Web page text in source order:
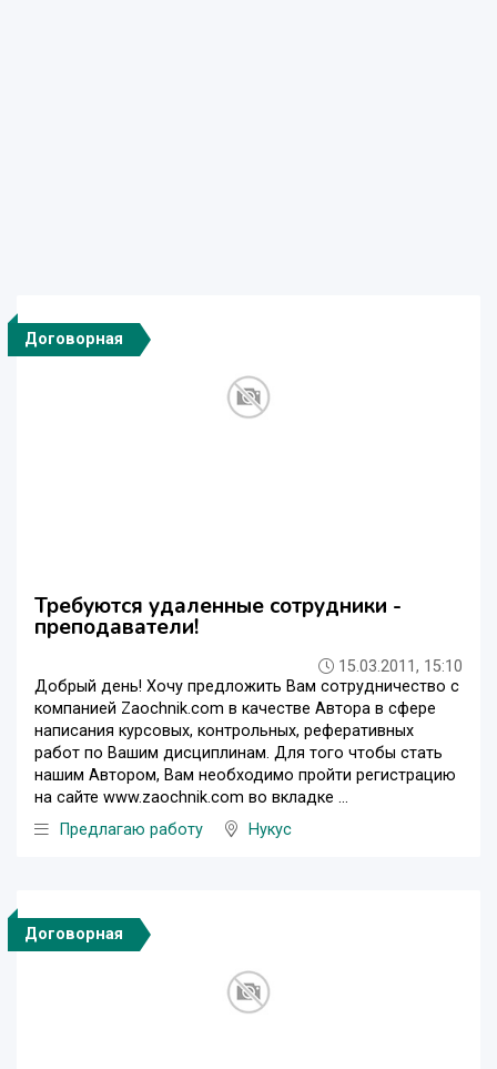
Договорная
Требуются удаленные сотрудники -
преподаватели!
15.03.2011, 15:10
Добрый день! Хочу предложить Вам сотрудничество с
компанией Zaochnik.com в качестве Автора в сфере
написания курсовых, контрольных, реферативных
работ по Вашим дисциплинам. Для того чтобы стать
нашим Автором, Вам необходимо пройти регистрацию
на сайте www.zaochnik.com во вкладке ...
Предлагаю работу
Нукус
Договорная